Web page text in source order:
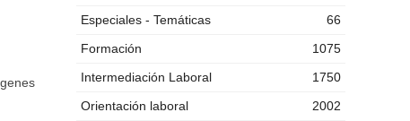
Especiales - Temáticas
66
Formación
1075
Intermediación Laboral
1750
Orientación laboral
2002